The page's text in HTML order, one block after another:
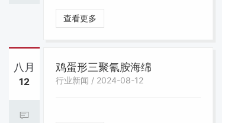
查看更多
八月
12
鸡蛋形三聚氰胺海绵
行业新闻 / 2024-08-12